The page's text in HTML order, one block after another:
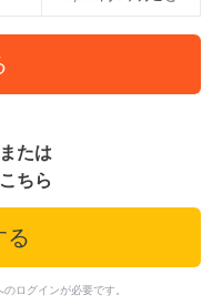
たは
ちら
る
ログインが必要です。